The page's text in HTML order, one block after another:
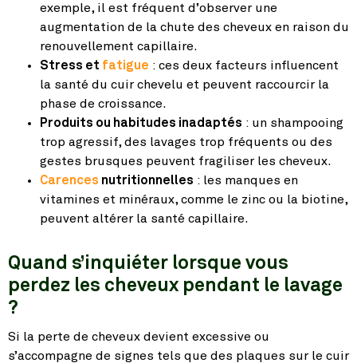
exemple, il est fréquent d’observer une
augmentation de la chute des cheveux en raison du
renouvellement capillaire.
Stress et fatigue : ces deux facteurs influencent
la santé du cuir chevelu et peuvent raccourcir la
phase de croissance.
Produits ou habitudes inadaptés : un shampooing
trop agressif, des lavages trop fréquents ou des
gestes brusques peuvent fragiliser les cheveux.
Carences nutritionnelles : les manques en
vitamines et minéraux, comme le zinc ou la biotine,
peuvent altérer la santé capillaire.
Quand s’inquiéter lorsque vous
perdez les cheveux pendant le lavage
?
Si la perte de cheveux devient excessive ou
s’accompagne de signes tels que des plaques sur le cuir